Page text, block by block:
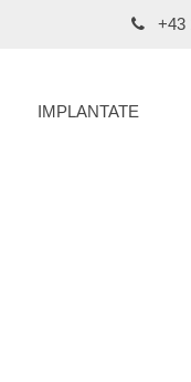
+43
IMPLANTATE